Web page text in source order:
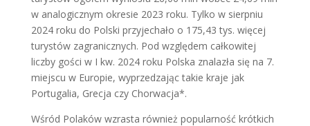
w analogicznym okresie 2023 roku. Tylko w sierpniu
2024 roku do Polski przyjechało o 175,43 tys. więcej
turystów zagranicznych. Pod względem całkowitej
liczby gości w I kw. 2024 roku Polska znalazła się na 7.
miejscu w Europie, wyprzedzając takie kraje jak
Portugalia, Grecja czy Chorwacja*.
Wśród Polaków wzrasta również popularność krótkich